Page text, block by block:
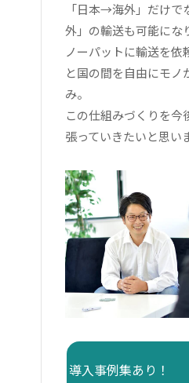
「日本→海外」だけ
外」の輸送も可能にな
ノーパットに輸送を依
と国の間を自由にモノ
み。
この仕組みづくりを今
張っていきたいと思い
導入事例集あり！